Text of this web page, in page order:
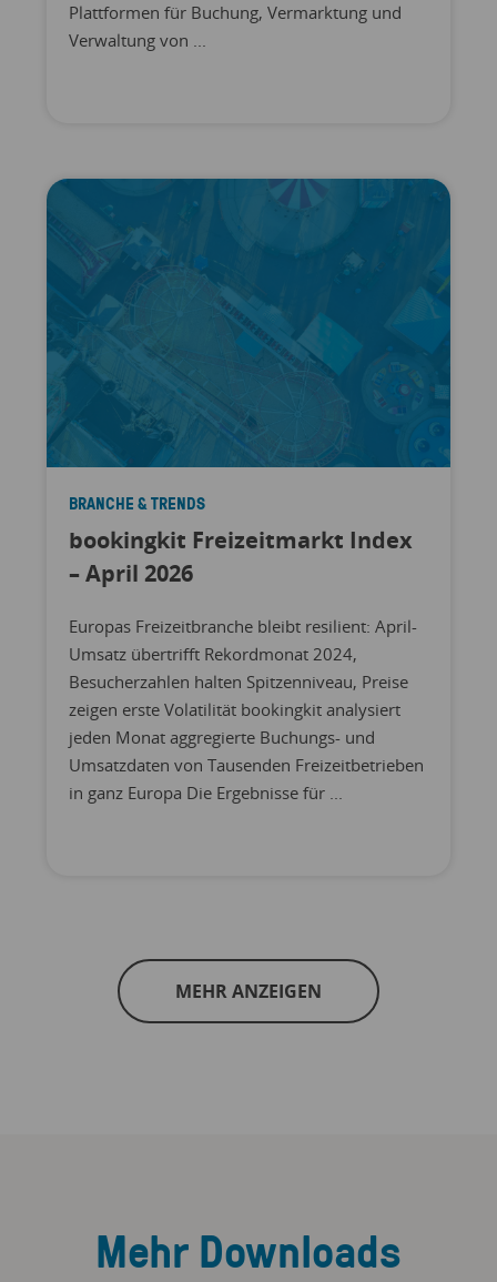
Plattformen für Buchung, Vermarktung und
Verwaltung von ...
BRANCHE & TRENDS
bookingkit Freizeitmarkt Index
– April 2026
Europas Freizeitbranche bleibt resilient: April-
Umsatz übertrifft Rekordmonat 2024,
Besucherzahlen halten Spitzenniveau, Preise
zeigen erste Volatilität bookingkit analysiert
jeden Monat aggregierte Buchungs- und
Umsatzdaten von Tausenden Freizeitbetrieben
in ganz Europa Die Ergebnisse für ...
MEHR ANZEIGEN
Mehr Downloads